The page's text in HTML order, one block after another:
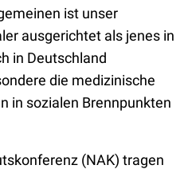
ist unser
ausgerichtet als jenes in
in Deutschland
die medizinische
in sozialen Brennpunkten
(NAK) tragen